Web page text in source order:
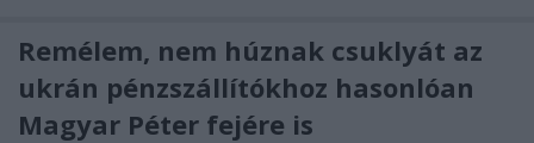
Remélem, nem húznak csuklyát az
ukrán pénzszállítókhoz hasonlóan
Magyar Péter fejére is